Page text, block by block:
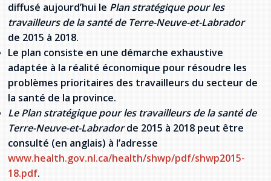
diffusé aujourd’hui le Plan stratégique pour les
travailleurs de la santé de Terre-Neuve-et-Labrador
de 2015 à 2018.
Le plan consiste en une démarche exhaustive
adaptée à la réalité économique pour résoudre les
problèmes prioritaires des travailleurs du secteur de
la santé de la province.
Le Plan stratégique pour les travailleurs de la santé de
Terre-Neuve-et-Labradorde 2015 à 2018 peut être
consulté (en anglais) à l’adresse
www.health.gov.nl.ca/health/shwp/pdf/shwp2015-
18.pdf.